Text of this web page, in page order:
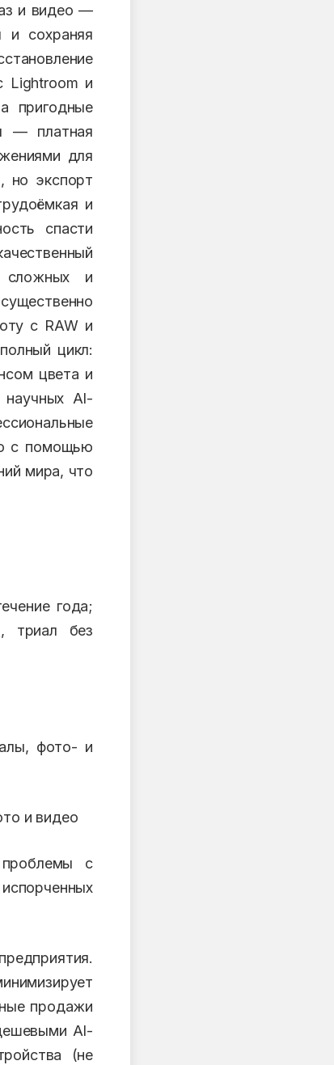
и видео —
сохраняя
Lightroom и
пригодные
— платная
для
но экспорт
и
спасти
сложных и
с RAW и
цикл:
цвета и
научных AI-
с помощью
мира, что
года;
триал без
фото- и
и видео
с
продажи
AI-
(не